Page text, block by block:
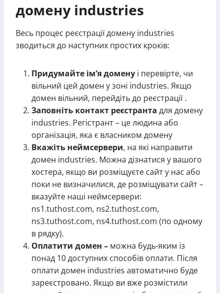
домену industries
Весь процес реєстрації домену industries
зводиться до наступних простих кроків:
Придумайте ім’я домену і перевірте, чи
вільний цей домен у зоні industries. Якщо
домен вільний, перейдіть до реєстрації .
Заповніть контакт реєстранта для домену
industries. Регістрант – це людина або
організація, яка є власником домену
Вкажіть неймсервери, на які направити
домен industries. Можна дізнатися у вашого
хостера, якщо ви розміщуєте сайт у нас або
поки не визначилися, де розміщувати сайт –
вказуйте наші неймсервери:
ns1.tuthost.com, ns2.tuthost.com,
ns3.tuthost.com, ns4.tuthost.com (по одному
в рядку).
Оплатити домен – можна будь-яким із
понад 10 доступних способів оплати. Після
оплати домен industries автоматично буде
зареєстровано. Якщо ви вже розмістили